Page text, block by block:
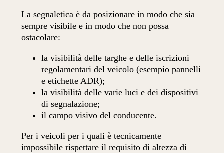
La segnaletica è da posizionare in modo che sia
sempre visibile e in modo che non possa
ostacolare:
la visibilità delle targhe e delle iscrizioni
regolamentari del veicolo (esempio pannelli
e etichette ADR);
la visibilità delle varie luci e dei dispositivi
di segnalazione;
il campo visivo del conducente.
Per i veicoli per i quali è tecnicamente
impossibile rispettare il requisito di altezza di